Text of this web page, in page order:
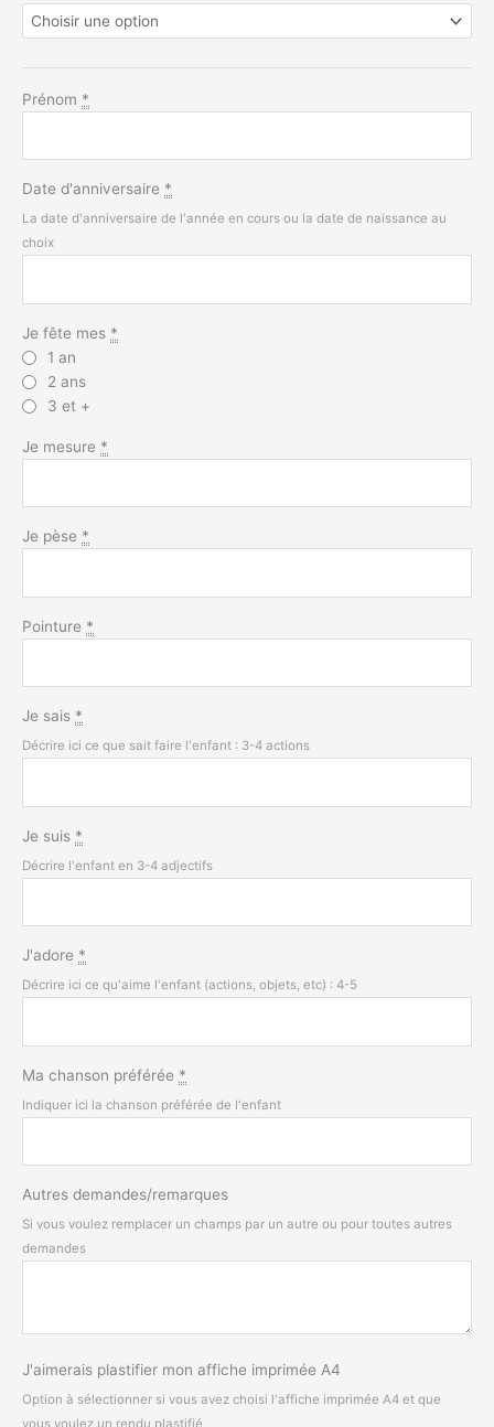
Prénom *
Date d'anniversaire *
La date d'anniversaire de l'année en cours ou la date de naissance au
choix
Je fête mes *
1 an
2 ans
3 et +
Je mesure *
Je pèse *
Pointure *
Je sais *
Décrire ici ce que sait faire l'enfant : 3-4 actions
Je suis *
Décrire l'enfant en 3-4 adjectifs
J'adore *
Décrire ici ce qu'aime l'enfant (actions, objets, etc) : 4-5
Ma chanson préférée *
Indiquer ici la chanson préférée de l'enfant
Autres demandes/remarques
Si vous voulez remplacer un champs par un autre ou pour toutes autres
demandes
J'aimerais plastifier mon affiche imprimée A4
Option à sélectionner si vous avez choisi l'affiche imprimée A4 et que
vous voulez un rendu plastifié